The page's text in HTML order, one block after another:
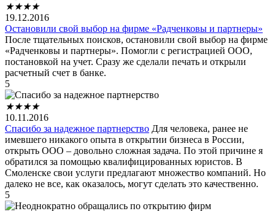
★★★★
19.12.2016
Остановили свой выбор на фирме «Радченковы и партнеры»
После тщательных поисков, остановили свой выбор на фирме
«Радченковы и партнеры». Помогли с регистрацией ООО,
постановкой на учет. Сразу же сделали печать и открыли
расчетный счет в банке.
5
★★★★
10.11.2016
Спасибо за надежное партнерство Для человека, ранее не
имевшего никакого опыта в открытии бизнеса в России,
открыть ООО – довольно сложная задача. По этой причине я
обратился за помощью квалифицированных юристов. В
Смоленске свои услуги предлагают множество компаний. Но
далеко не все, как оказалось, могут сделать это качественно.
5